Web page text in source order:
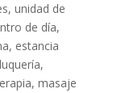
unidad de
de día,
estancia
masaje